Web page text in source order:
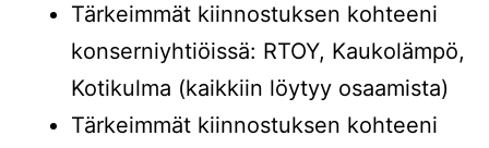
Tärkeimmät kiinnostuksen kohteeni
konserniyhtiöissä: RTOY, Kaukolämpö,
Kotikulma (kaikkiin löytyy osaamista)
Tärkeimmät kiinnostuksen kohteeni